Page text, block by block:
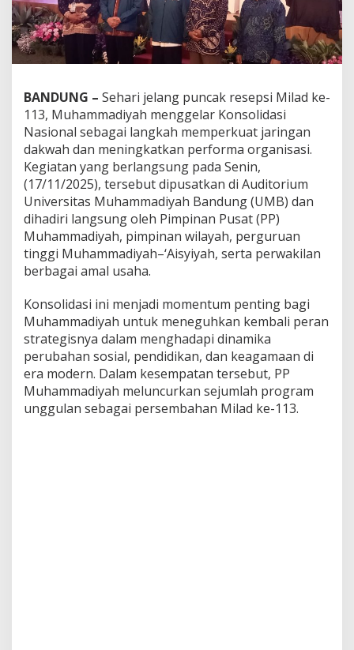
BANDUNG – Sehari jelang puncak resepsi Milad ke-
113, Muhammadiyah menggelar Konsolidasi
Nasional sebagai langkah memperkuat jaringan
dakwah dan meningkatkan performa organisasi.
Kegiatan yang berlangsung pada Senin,
(17/11/2025), tersebut dipusatkan di Auditorium
Universitas Muhammadiyah Bandung (UMB) dan
dihadiri langsung oleh Pimpinan Pusat (PP)
Muhammadiyah, pimpinan wilayah, perguruan
tinggi Muhammadiyah–‘Aisyiyah, serta perwakilan
berbagai amal usaha.
Konsolidasi ini menjadi momentum penting bagi
Muhammadiyah untuk meneguhkan kembali peran
strategisnya dalam menghadapi dinamika
perubahan sosial, pendidikan, dan keagamaan di
era modern. Dalam kesempatan tersebut, PP
Muhammadiyah meluncurkan sejumlah program
unggulan sebagai persembahan Milad ke-113.